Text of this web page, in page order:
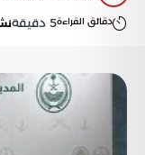
دقائق القراءة5 دقيقة